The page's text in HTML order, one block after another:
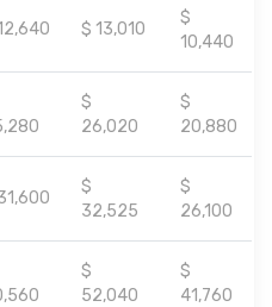
$ 13,010
$
10,440
$
26,020
$
20,880
$
32,525
$
26,100
$
52,040
$
41,760